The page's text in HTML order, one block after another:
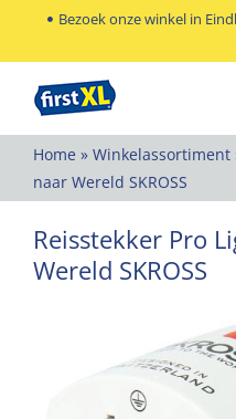
Bezoek onze winkel in
Home » Winkelassortiment
naar Wereld SKROSS
Reisstekker Pro
Wereld SKROSS